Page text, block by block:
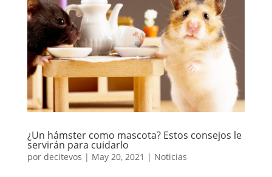
¿Un hámster como mascota? Estos consejos le
servirán para cuidarlo
por decitevos | May 20, 2021 | Noticias